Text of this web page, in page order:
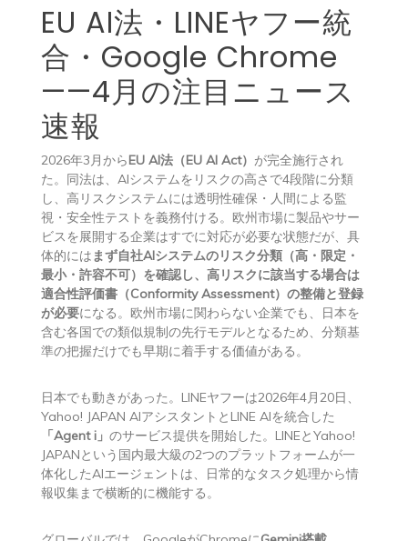
EU AI法・LINEヤフー統
合・Google Chrome
——4月の注目ニュース
速報
2026年3月からEU AI法（EU AI Act） が完全施行され
た。同法は、AIシステムをリスクの高さで4段階に分類
し、高リスクシステムには透明性確保・人間による監
視・安全性テストを義務付ける。欧州市場に製品やサー
ビスを展開する企業はすでに対応が必要な状態だが、具
体的には まず自社AIシステムのリスク分類（高・限定・
最小・許容不可）を確認し、高リスクに該当する場合は
適合性評価書（Conformity Assessment）の整備と登録
が必要になる。欧州市場に関わらない企業でも、日本を
含む各国での類似規制の先行モデルとなるため、分類基
準の把握だけでも早期に着手する価値がある。
日本でも動きがあった。LINEヤフーは2026年4月20日、
Yahoo! JAPAN AIアシスタントとLINE AIを統合した
「Agent i」 のサービス提供を開始した。LINEとYahoo!
JAPANという国内最大級の2つのプラットフォームが一
体化したAIエージェントは、日常的なタスク処理から情
報収集まで横断的に機能する。